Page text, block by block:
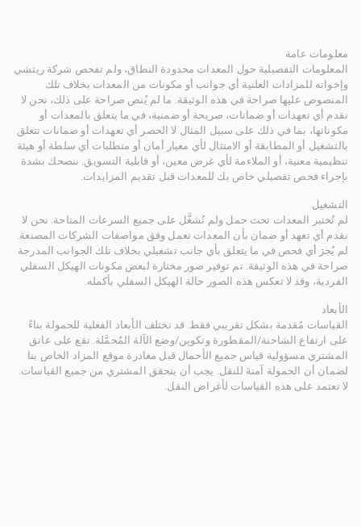
معلومات عامة
المعلومات التفصيلية حول المعدات محدودة النطاق، ولم تفحص شركة ريتشي
وإخوانه للمزادات العلنية أي جوانب أو مكونات من المعدات بخلاف تلك
المنصوص عليها صراحة في هذه الوثيقة. ما لم يُنص صراحة على ذلك، نحن لا
نقدم أي تعهدات أو ضمانات، صريحة أو ضمنية، في ما يتعلق بالمعدات أو
مكوناتها، بما في ذلك على سبيل المثال لا الحصر أي تعهدات أو ضمانات تتعلق
بالتشغيل أو المطابقة أو الامتثال لأي معيار أمان أو متطلبات أي سلطة أو هيئة
تنظيمية معنية، أو الملاءمة لأي غرض معين، أو قابلية التسويق. ننصحك بشدة
بإجراء فحص تفصيلي خاص بك للمعدات قبل تقديم المزايدات.
التشغيل
لم تُختبر المعدات تحت حمل ولم تُشغَّل على جميع السرعات المتاحة. نحن لا
نقدم أي تعهد أو ضمان بأن المعدات تعمل وفق مواصفات الشركات المصنعة.
لم يُجرَ أي فحص في ما يتعلق بأي جانب تشغيلي بخلاف تلك الجوانب المدرجة
صراحة في هذه الوثيقة. تم توفير صور مختارة لبعض مكونات الهيكل السفلي
الفردية، وقد لا تعكس هذه الصور حالة الهيكل السفلي بأكمله.
الأبعاد
القياسات مُقدمة بشكل تقريبي فقط. قد تختلف الأبعاد الفعلية للحمولة بناءً
على ارتفاع الشاحنة/المقطورة وتكوين/وضع الآلة المُحمَّلة. تقع على عاتق
المشتري مسؤولية قياس جميع الأحمال قبل مغادرة موقع المزاد الخاص بنا
لضمان أن الحمولة آمنة للنقل. يجب أن يتحقق المشتري من جميع القياسات.
لا تعتمد على هذه القياسات لأغراض النقل.